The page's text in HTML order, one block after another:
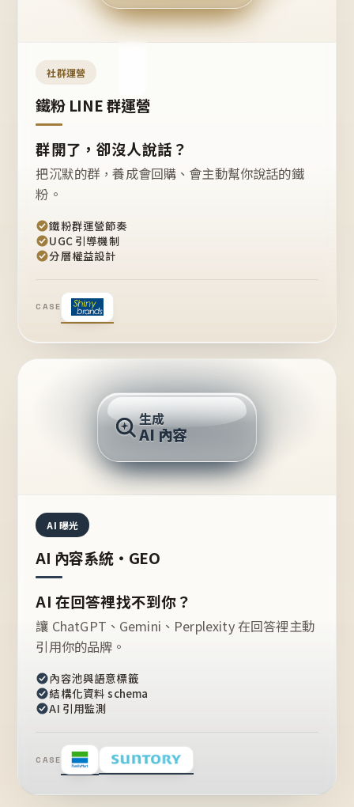
開團
嗎？
社群運營
鐵粉 LINE 群運營
群開了，卻沒人說話？
把沉默的群，養成會回購、會主動幫你說話的鐵
粉。
鐵粉群運營節奏
UGC 引導機制
分層權益設計
CASE
推薦的台灣品牌？
生成
AI 內容
AI 曝光
AI 內容系統・GEO
AI 在回答裡找不到你？
讓 ChatGPT、Gemini、Perplexity 在回答裡主動
引用你的品牌。
內容池與語意標籤
結構化資料 schema
AI 引用監測
CASE